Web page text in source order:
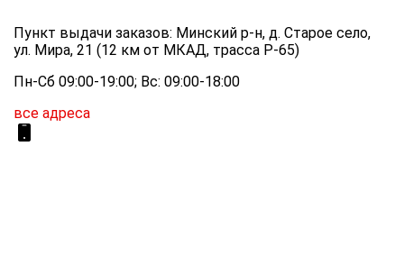
Пункт выдачи заказов: Минский р-н, д. Старое село,
ул. Мира, 21 (12 км от МКАД, трасса P-65)
Пн-Сб 09:00-19:00; Вс: 09:00-18:00
все адреса